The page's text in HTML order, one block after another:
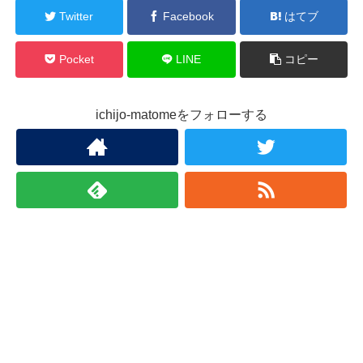
Twitter Facebook はてブ
Pocket LINE コピー
ichijo-matomeをフォローする